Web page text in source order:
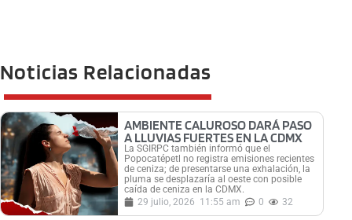
Noticias Relacionadas
AMBIENTE CALUROSO DARÁ PASO
A LLUVIAS FUERTES EN LA CDMX
La SGIRPC también informó que el
Popocatépetl no registra emisiones recientes
de ceniza; de presentarse una exhalación, la
pluma se desplazaría al oeste con posible
caída de ceniza en la CDMX.
29 julio, 2026 11:55 am 0 32